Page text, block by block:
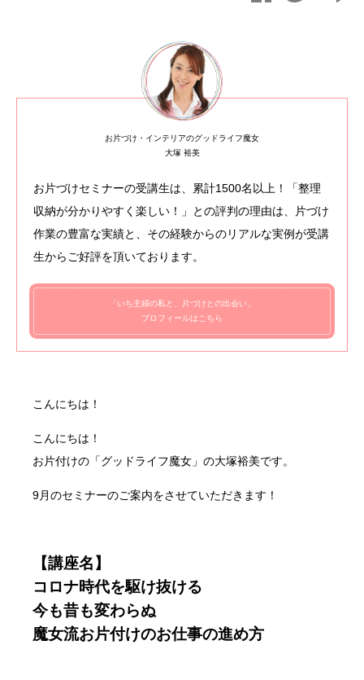
お片づけ・インテリアのグッドライフ魔女
大塚 裕美
お片づけセミナーの受講生は、累計1500名以上！「整理
収納が分かりやすく楽しい！」との評判の理由は、片づけ
作業の豊富な実績と、その経験からのリアルな実例が受講
生からご好評を頂いております。
「いち主婦の私と、片づけとの出会い」
プロフィールはこちら
こんにちは！
こんにちは！
お片付けの「グッドライフ魔女」の大塚裕美です。
9月のセミナーのご案内をさせていただきます！
【講座名】
コロナ時代を駆け抜ける
今も昔も変わらぬ
魔女流お片付けのお仕事の進め方